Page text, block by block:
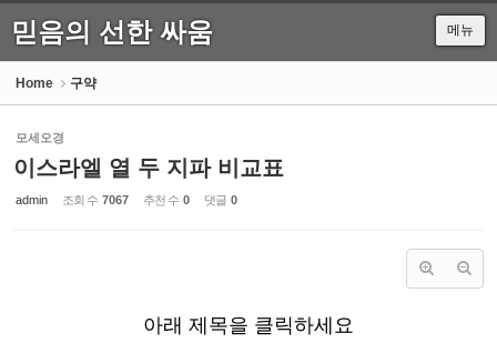
믿음의 선한 싸움 메뉴
Home 구약
모세오경
이스라엘 열 두 지파 비교표
admin 조회 수 7067 추천 수 0 댓글 0
아래 제목을 클릭하세요
Sketchbook5, 스케치북5